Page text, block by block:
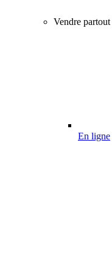
Vendre partout
En ligne